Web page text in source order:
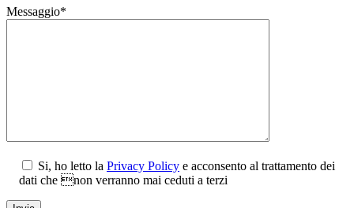
Messaggio*
Si, ho letto la Privacy Policy e acconsento al trattamento dei
dati che non verranno mai ceduti a terzi